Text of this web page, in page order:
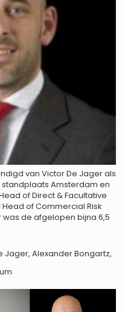
van Victor De Jager als
Amsterdam en
of Direct & Facultative
of Commercial Risk
was de afgelopen bijna 6,5
Jager, Alexander Bongartz,